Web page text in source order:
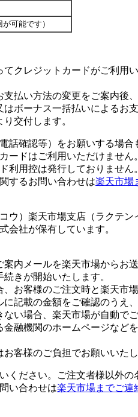
が可能です）
クレジットカードがご利用
払い方法の変更をご案内後
ボーナス一括払いによるお
交付します。
確認等）をお願いする場合
ードはご利用いただけません。
利用控は発行しておりません。
するお問い合わせは楽天市場
ウ）楽天市場支店（ラクテ
会社が保有しています。
内メールを楽天市場からお送
きが開始いたします。
お客様のご注文時と楽天市
記載の金額をご確認のうえ
い場合、楽天市場が自動で
融機関のホームページなど
客様のご負担でお願いいたし
ください。ご注文者様以外
い合わせは楽天市場までご連